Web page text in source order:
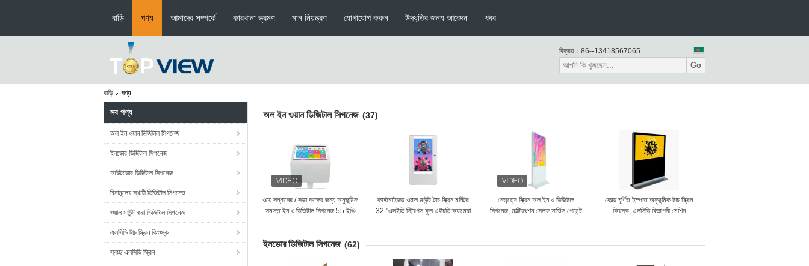
বাড়ি পণ্য আমাদের সম্পর্কে কারখানা ভ্রমণ মান নিয়ন্ত্রণ যোগাযোগ করুন উদ্ধৃতির জন্য আবেদন খবর
বিক্রয়： 86--13418567065
Go
বাড়ি পণ্য
সব পণ্য
অল ইন ওয়ান ডিজিটাল সিগনেজ
ইনডোর ডিজিটাল সিগনেজ
আউটডোর ডিজিটাল সিগনেজ
বিনামূল্যে স্থায়ী ডিজিটাল সিগনেজ
ওয়াল মাউন্ট করা ডিজিটাল সিগনেজ
এলসিডি টাচ স্ক্রিন কিওস্ক
স্বচ্ছ এলসিডি স্ক্রিন
অল ইন ওয়ান ডিজিটাল সিগনেজ (37)
ওয়ে সন্ধানের / সভা কক্ষের জন্য অনুভূমিক
সমস্ত ইন ও ডিজিটাল সিগনেজ 55 ইঞ্চি
কাস্টমাইজড ওয়াল মাউন্ট টাচ স্ক্রিন মনিটর
32 "এলইডি স্ট্রিপস ফুল এইচডি ক্যামেরা
নেতৃত্বে স্ক্রিন অল ইন ও ডিজিটাল
সিগনেজ, মাল্টিফংশন সেলফ সার্ভিস পেমেন্ট
কোল্ড ঘূর্ণিত ইস্পাত অনুভূমিক টাচ স্ক্রিন
কিয়স্ক, এলসিডি বিজ্ঞাপনী মেশিন
ইনডোর ডিজিটাল সিগনেজ (62)